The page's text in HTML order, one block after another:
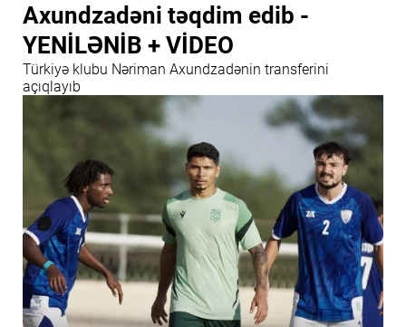
Axundzadəni təqdim edib -
YENİLƏNİB + VİDEO
Türkiyə klubu Nəriman Axundzadənin transferini
açıqlayıb